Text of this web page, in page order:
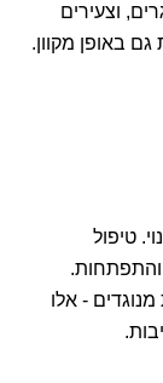
וצעירים
באופן מקוון.
טיפול
והתפתחות.
- אלו